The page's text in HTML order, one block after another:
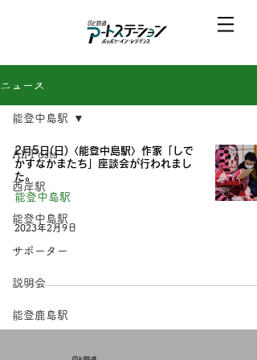
ニュース
All Posts
西岸駅
能登中島駅
サポーター
説明会
能登鹿島駅
能登中島駅
2月5日(日)〈能登中島駅〉作家「しで
かすなかまたち」座談会が行われまし
た。
能登中島駅
2023年2月9日